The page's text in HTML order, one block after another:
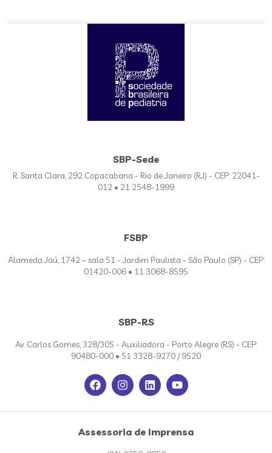
SBP-Sede
R. Santa Clara, 292 Copacabana - Rio de Janeiro (RJ) - CEP: 22041-
012 • 21 2548-1999
FSBP
Alameda Jaú, 1742 – sala 51 - Jardim Paulista - São Paulo (SP) - CEP:
01420-006 • 11 3068-8595
SBP-RS
Av. Carlos Gomes, 328/305 - Auxiliadora - Porto Alegre (RS) - CEP:
90480-000 • 51 3328-9270 / 9520
Assessoria de Imprensa